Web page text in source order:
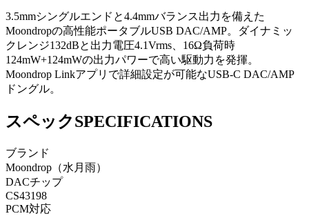
3.5mmシングルエンドと4.4mmバランス出力を備えた
Moondropの高性能ポータブルUSB DAC/AMP。ダイナミッ
クレンジ132dBと出力電圧4.1Vrms、16Ω負荷時
124mW+124mWの出力パワーで高い駆動力を発揮。
Moondrop Linkアプリで詳細設定が可能なUSB-C DAC/AMP
ドングル。
スペックSPECIFICATIONS
ブランド
Moondrop（水月雨）
DACチップ
CS43198
PCM対応